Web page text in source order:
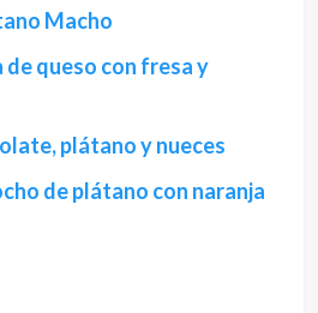
Macho
queso con fresa y
plátano y nueces
de plátano con naranja